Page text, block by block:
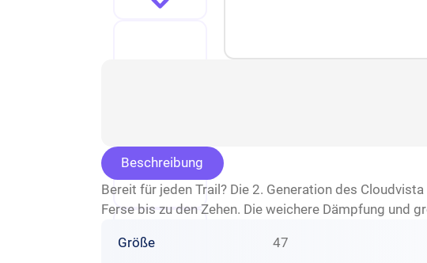
Beschreibung
Bereit für jeden Trail? Die 2. Generation des
Ferse bis zu den Zehen. Die weichere Dämpfung und
Größe 47